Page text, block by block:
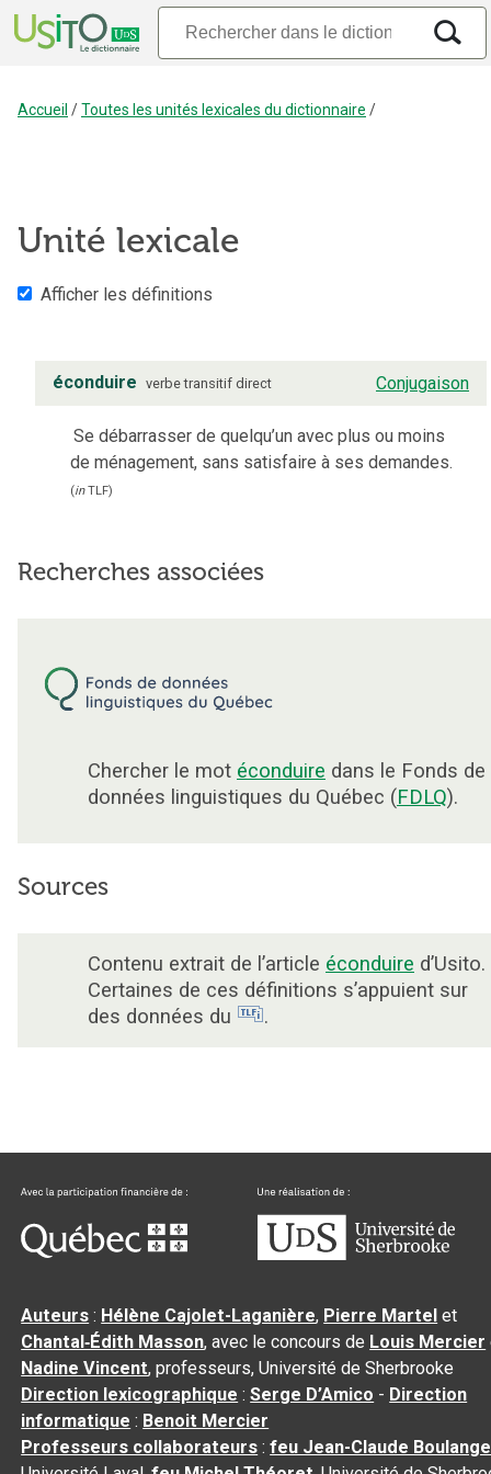
Accueil /Toutes les unités lexicales du dictionnaire /
Unité lexicale
Afficher les définitions
éconduire verbe transitif direct Conjugaison
Se débarrasser de quelqu’un avec plus ou moins
de ménagement, sans satisfaire à ses demandes.
(inTLF)
Recherches associées
Chercher le mot éconduire dans le Fonds de
données linguistiques du Québec (FDLQ).
Sources
Contenu extrait de l’article éconduire d’Usito.
Certaines de ces définitions s’appuient sur
des données du
.
Auteurs : Hélène Cajolet-Laganière, Pierre Martel et
Chantal‑Édith Masson, avec le concours de Louis Mercier
Nadine Vincent, professeurs, Université de Sherbrooke
Direction lexicographique :Serge D’Amico - Direction
informatique : Benoit Mercier
Professeurs collaborateurs :feu Jean-Claude